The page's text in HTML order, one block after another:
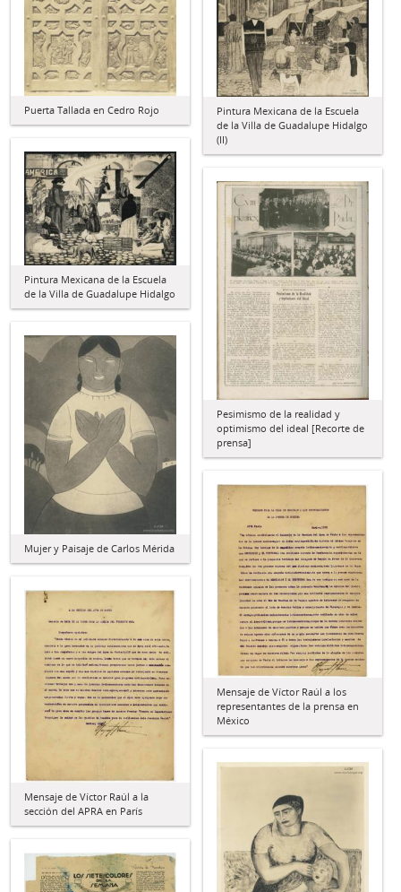
Puerta Tallada en Cedro Rojo
Pintura Mexicana de la Escuela
de la Villa de Guadalupe Hidalgo
(II)
Pintura Mexicana de la Escuela
de la Villa de Guadalupe Hidalgo
Pesimismo de la realidad y
optimismo del ideal [Recorte de
prensa]
Mujer y Paisaje de Carlos Mérida
Mensaje de Víctor Raúl a los
representantes de la prensa en
México
Mensaje de Víctor Raúl a la
sección del APRA en París